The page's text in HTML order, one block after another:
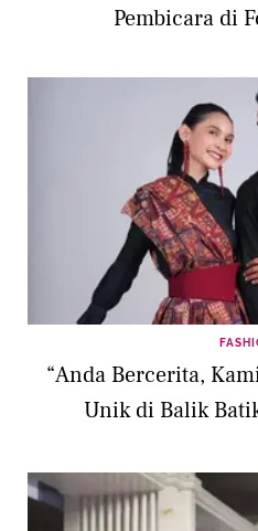
Pembicara di
“Anda Bercerita,
Unik di Balik